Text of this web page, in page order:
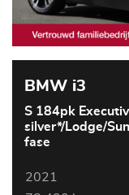
BMW i3
S 184pk
silver*/Lodge/
fase
2021